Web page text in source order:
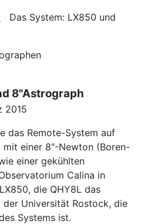
Das System: LX850 und
8"Astrograph
2015
das Remote-System auf
einer 8"-Newton (Boren-
einer gekühlten
Calina in
die QHY8L das
Universität Rostock, die
Systems ist.